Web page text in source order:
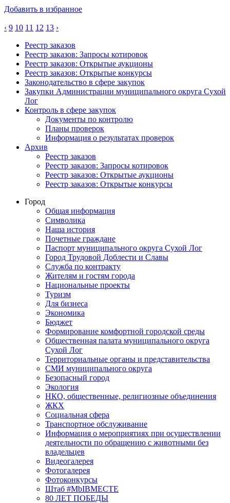
Добавить в избранное
‹ 9 10 11 12 13 ›
Реестр заказов
Реестр заказов: Запросы котировок
Реестр заказов: Открытые аукционы
Реестр заказов: Открытые конкурсы
Законодательство в сфере закупок
Закупки Администрации муниципального округа Сухой
Лог
Контроль в сфере закупок
Документы по контролю
Планы проверок
Информация о результатах проверок
Архив
Реестр заказов
Реестр заказов: Запросы котировок
Реестр заказов: Открытые аукционы
Реестр заказов: Открытые конкурсы
Город
Общая информация
Символика
Наша история
Почетные граждане
Паспорт муниципального округа Сухой Лог
Город Трудовой Доблести и Славы
Служба по контракту
Жителям и гостям города
Национальные проекты
Туризм
Для бизнеса
Экономика
Бюджет
Формирование комфортной городской среды
Общественная палата муниципального округа
Сухой Лог
Территориальные органы и представительства
СМИ муниципального округа
Безопасный город
Экология
НКО, общественные, религиозные объединения
ЖКХ
Социальная сфера
Транспортное обслуживание
Информация о мероприятиях при осуществлении
деятельности по обращению с животными без
владельцев
Видеогалерея
Фотогалерея
Фотоконкурсы
Штаб #MbIBMECTE
80 ЛЕТ ПОБЕДЫ